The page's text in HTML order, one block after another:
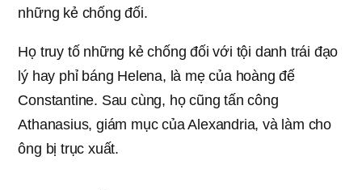
những kẻ chống đối.
Họ truy tố những kẻ chống đối với tội danh trái đạo
lý hay phỉ báng Helena, là mẹ của hoàng đế
Constantine. Sau cùng, họ cũng tấn công
Athanasius, giám mục của Alexandria, và làm cho
ông bị trục xuất.